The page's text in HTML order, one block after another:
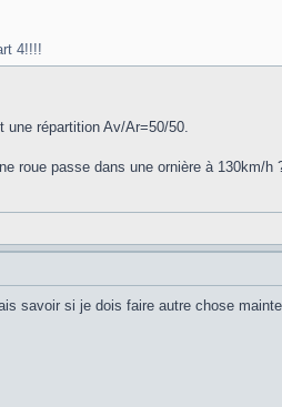
4!!!!
une répartition Av/Ar=50/50.
roue passe dans une ornière à
savoir si je dois faire autre chose